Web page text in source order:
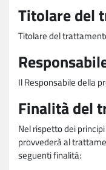
Titolare del
Titolare del
Il Responsabile della
Finalità del
Nel rispetto dei
provvederà al
seguenti finalità: